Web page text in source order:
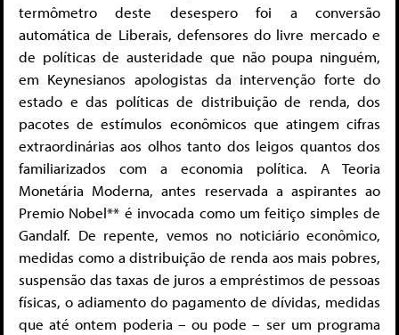
termômetro deste desespero foi a conversão
automática de Liberais, defensores do livre mercado e
de políticas de austeridade que não poupa ninguém,
em Keynesianos apologistas da intervenção forte do
estado e das políticas de distribuição de renda, dos
pacotes de estímulos econômicos que atingem cifras
extraordinárias aos olhos tanto dos leigos quantos dos
familiarizados com a economia política. A Teoria
Monetária Moderna, antes reservada a aspirantes ao
Premio Nobel** é invocada como um feitiço simples de
Gandalf. De repente, vemos no noticiário econômico,
medidas como a distribuição de renda aos mais pobres,
suspensão das taxas de juros a empréstimos de pessoas
físicas, o adiamento do pagamento de dívidas, medidas
que até ontem poderia – ou pode – ser um programa